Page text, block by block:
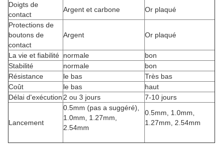
Doigts de
contact
Argent et carbone
Or plaqué
Protections de
boutons de
contact
Argent Or plaqué
La vie et fiabilité normale
bon
Stabilité
normale
bon
Résistance
le bas
Très bas
Coût
le bas
haut
Délai d'exécution 2 ou 3 jours 7-10 jours
Lancement
0.5mm (pas a suggéré),
1.0mm, 1.27mm,
2.54mm
0.5mm, 1.0mm,
1.27mm, 2.54mm